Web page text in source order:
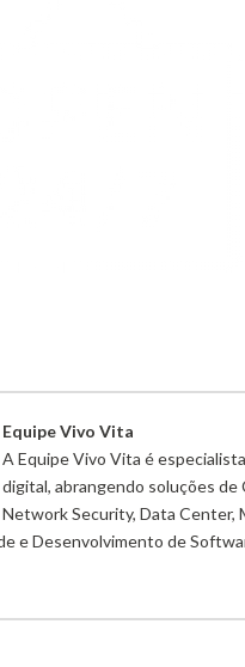
Equipe Vivo Vita
A Equipe Vivo Vita é
digital, abrangendo soluções de
Network Security, Data Center,
e Desenvolvimento de